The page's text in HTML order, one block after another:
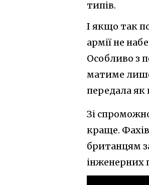
типів.
І якщо так
армії не
Особливо з
матиме лише
передала як
Зі
краще.
британцям
інженерних